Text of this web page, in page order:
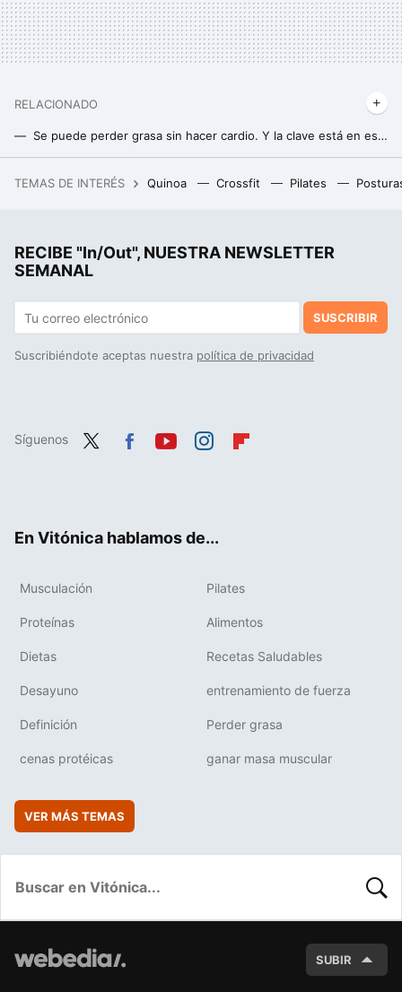
RELACIONADO
Se puede perder grasa sin hacer cardio. Y la clave está en esta combinación que realmente funciona
Acabó harto de freír huevos en el Landa. Ahora tiene en Burgos el único estrella Michelin ubicado en pleno Camino de Santiago
TEMAS DE INTERÉS Quinoa Crossfit Pilates
RECIBE "In/Out", NUESTRA NEWSLETTER
SEMANAL
SUSCRIBIR
Suscribiéndote aceptas nuestra política de privacidad
Síguenos
En Vitónica hablamos de...
Musculación Pilates
Proteínas Alimentos
Dietas Recetas Saludables
Desayuno entrenamiento de fuerza
Definición Perder grasa
cenas protéicas ganar masa muscular
VER MÁS TEMAS
SUBIR